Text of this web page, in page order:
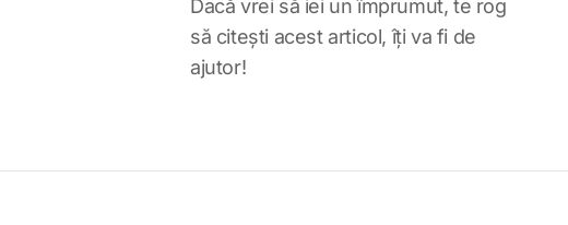
Dacă vrei să iei un împrumut, te rog
să citești acest articol, îți va fi de
ajutor!